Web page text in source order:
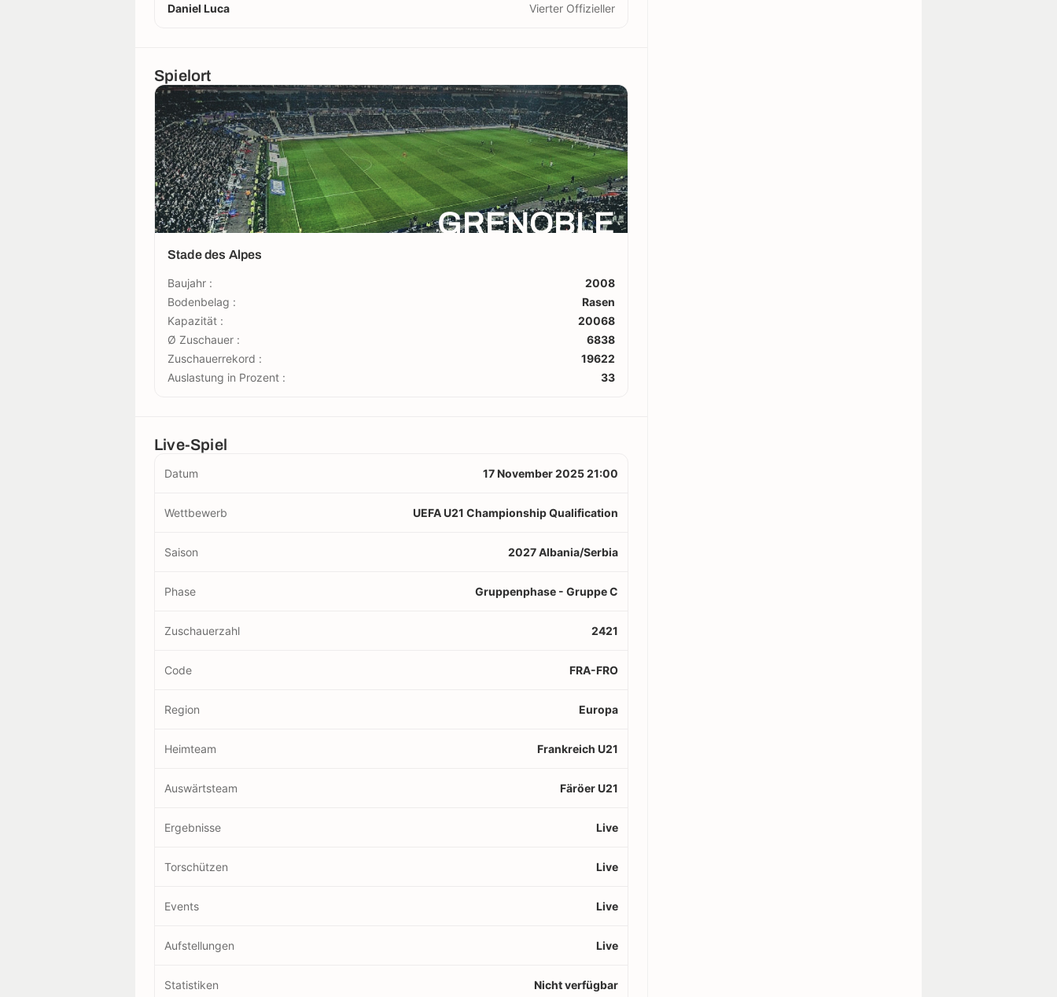
Daniel Luca Vierter Offizieller
Spielort
GRENOBLE
Stade des Alpes
Baujahr :
2008
Bodenbelag :
Rasen
Kapazität :
20068
Ø Zuschauer :
6838
Zuschauerrekord :
19622
Auslastung in Prozent :
33
Live-Spiel
Datum 17 November 2025 21:00
Wettbewerb UEFA U21 Championship Qualification
Saison 2027 Albania/Serbia
Phase Gruppenphase - Gruppe C
Zuschauerzahl 2421
Code FRA-FRO
Region Europa
Heimteam Frankreich U21
Auswärtsteam Färöer U21
Ergebnisse Live
Torschützen Live
Events Live
Aufstellungen Live
Statistiken Nicht verfügbar